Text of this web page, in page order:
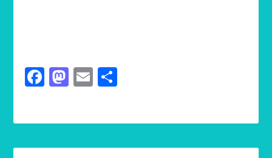
Facebook
Mastodon
Email